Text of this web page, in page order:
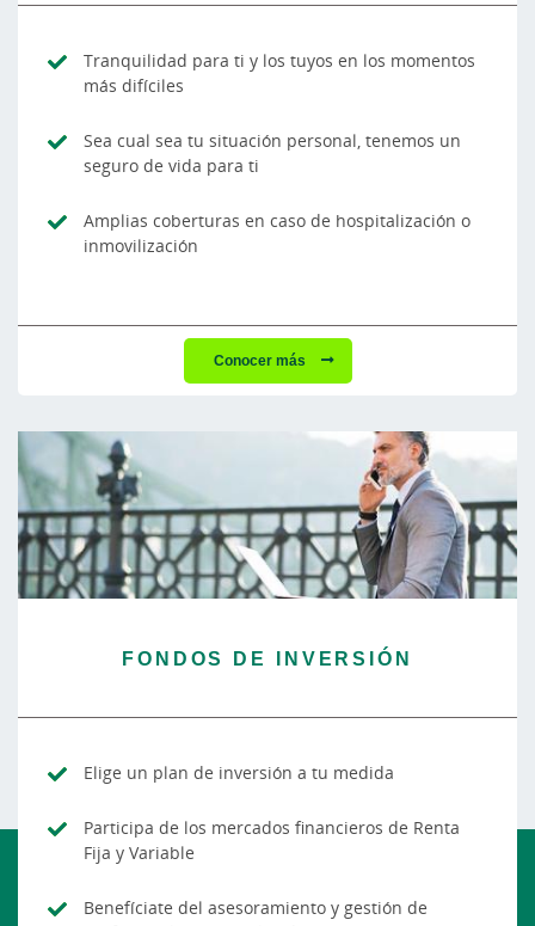
Tranquilidad para ti y los tuyos en los momentos
más difíciles
Sea cual sea tu situación personal, tenemos un
seguro de vida para ti
Amplias coberturas en caso de hospitalización o
inmovilización
Conocer más
FONDOS DE INVERSIÓN
Elige un plan de inversión a tu medida
Participa de los mercados financieros de Renta
Fija y Variable
Benefíciate del asesoramiento y gestión de